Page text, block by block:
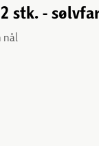
stk. -
nål